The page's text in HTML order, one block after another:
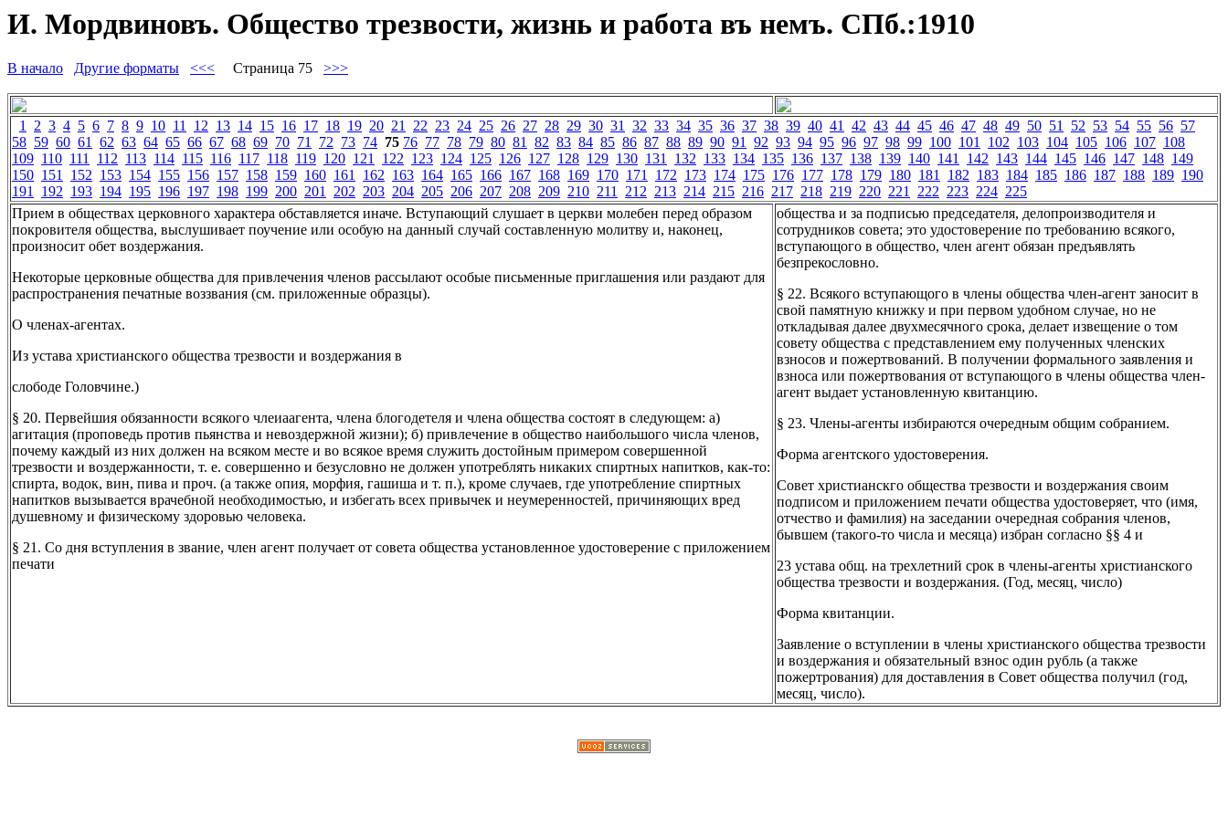
И. Мордвиновъ. Общество трезвости, жизнь и работа въ немъ. СПб.:1910
В начало Другие форматы <<< Страница 75 >>>
1 2 3 4 5 6 7 8 9 10 11 12 13 14 15 16 17 18 19 20 21 22 23 24 25 26 27 28 29 30 31 32 33 34 35 36 37 38 39 40 41 42 43 44 45 46 47 48 49 50 51 52 53 54 55 56 57
58 59 60 61 62 63 64 65 66 67 68 69 70 71 72 73 74 75 76 77 78 79 80 81 82 83 84 85 86 87 88 89 90 91 92 93 94 95 96 97 98 99 100 101 102 103 104 105 106 107 108
109 110 111 112 113 114 115 116 117 118 119 120 121 122 123 124 125 126 127 128 129 130 131 132 133 134 135 136 137 138 139 140 141 142 143 144 145 146 147 148 149
150 151 152 153 154 155 156 157 158 159 160 161 162 163 164 165 166 167 168 169 170 171 172 173 174 175 176 177 178 179 180 181 182 183 184 185 186 187 188 189 190
191 192 193 194 195 196 197 198 199 200 201 202 203 204 205 206 207 208 209 210 211 212 213 214 215 216 217 218 219 220 221 222 223 224 225
Прием в обществах церковного характера обставляется иначе. Вступающий слушает в церкви молебен перед образом
покровителя общества, выслушивает поучение или особую на данный случай составленную молитву и, наконец,
произносит обет воздержания.
Некоторые церковные общества для привлечения членов рассылают особые письменные приглашения или раздают для
распространения печатные воззвания (см. приложенные образцы).
О членах-агентах.
Из устава христианского общества трезвости и воздержания в
слободе Головчине.)
§ 20. Первейшия обязанности всякого члеиаагента, члена блогодетеля и члена общества состоят в следующем: а)
агитация (проповедь против пьянства и невоздержной жизни); б) привлечение в общество наибольшого числа членов,
почему каждый из них должен на всяком месте и во всякое время служить достойным примером совершенной
трезвости и воздержанности, т. е. совершенно и безусловно не должен употреблять никаких спиртных напитков, как-то:
спирта, водок, вин, пива и проч. (а также опия, морфия, гашиша и т. п.), кроме случаев, где употребление спиртных
напитков вызывается врачебной необходимостью, и избегать всех привычек и неумеренностей, причиняющих вред
душевному и физическому здоровью человека.
§ 21. Со дня вступления в звание, член агент получает от совета общества установленное удостоверение с приложением
печати
общества и за подписью председателя, делопроизводителя и
сотрудников совета; это удостоверение по требованию всякого,
вступающого в общество, член агент обязан предъявлять
безпрекословно.
§ 22. Всякого вступающого в члены общества член-агент заносит в
свой памятную книжку и при первом удобном случае, но не
откладывая далее двухмесячного срока, делает извещение о том
совету общества с представлением ему полученных членских
взносов и пожертвований. В получении формального заявления и
взноса или пожертвования от вступающого в члены общества член-
агент выдает установленную квитанцию.
§ 23. Члены-агенты избираются очередным общим собранием.
Форма агентского удостоверения.
Совет христианскго общества трезвости и воздержания своим
подписом и приложением печати общества удостоверяет, что (имя,
отчество и фамилия) на заседании очередная собрания членов,
бывшем (такого-то числа и месяца) избран согласно §§ 4 и
23 устава общ. на трехлетний срок в члены-агенты христианского
общества трезвости и воздержания. (Год, месяц, число)
Форма квитанции.
Заявление о вступлении в члены христианского общества трезвости
и воздержания и обязательный взнос один рубль (а также
пожертрования) для доставления в Совет общества получил (год,
месяц, число).